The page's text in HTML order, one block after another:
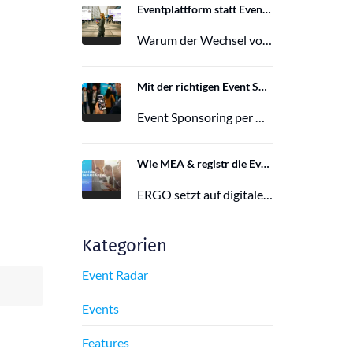
Eventplattform statt Event App: Der Wechsel von der Mobile Event App zu Polario
Warum der Wechsel von der Mobile Event App zu Polario erfolgt und wie Polario als moderne Eventplattform klassische Event Apps…
Mit der richtigen Event Sponsoring App zu mehr Reichweite, Leads und Wirkung
Event Sponsoring per App: messbar, flexibel und interaktiv. Jetzt mehr Sichtbarkeit und Wirkung für dein Event sichern.
Wie MEA & registr die Eventorganisation von 120 ERGO-Events pro Jahr optimieren
ERGO setzt auf digitale Eventorganisation mit MEA & registr. Effizient, nachhaltig und interaktiv – so gelingt moderne Eventplanung.
Kategorien
Event Radar
Events
Features